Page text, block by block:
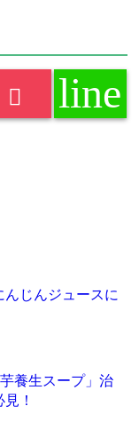
line
じんジュースに
養生スープ」治
！